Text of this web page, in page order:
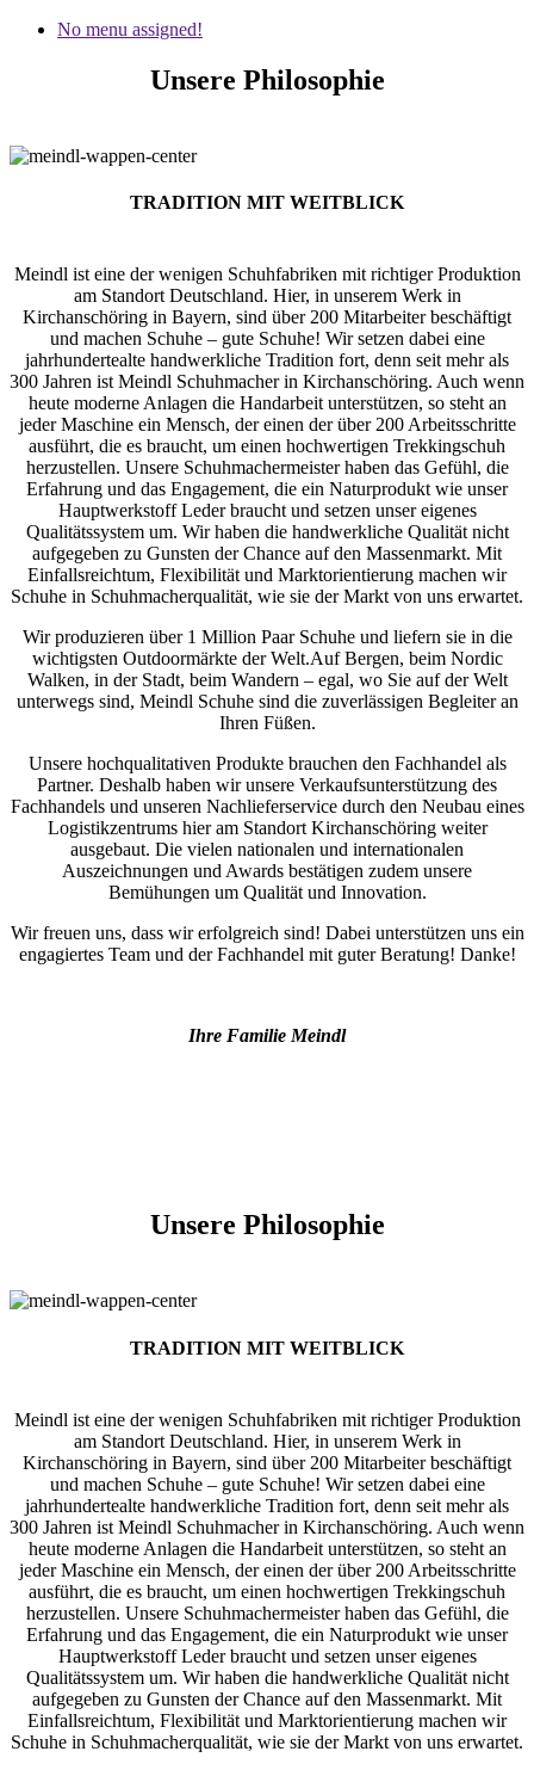
No menu assigned!
Unsere Philosophie
TRADITION MIT WEITBLICK
Meindl ist eine der wenigen Schuhfabriken mit richtiger Produktion
am Standort Deutschland. Hier, in unserem Werk in
Kirchanschöring in Bayern, sind über 200 Mitarbeiter beschäftigt
und machen Schuhe – gute Schuhe! Wir setzen dabei eine
jahrhundertealte handwerkliche Tradition fort, denn seit mehr als
300 Jahren ist Meindl Schuhmacher in Kirchanschöring. Auch wenn
heute moderne Anlagen die Handarbeit unterstützen, so steht an
jeder Maschine ein Mensch, der einen der über 200 Arbeitsschritte
ausführt, die es braucht, um einen hochwertigen Trekkingschuh
herzustellen. Unsere Schuhmachermeister haben das Gefühl, die
Erfahrung und das Engagement, die ein Naturprodukt wie unser
Hauptwerkstoff Leder braucht und setzen unser eigenes
Qualitätssystem um. Wir haben die handwerkliche Qualität nicht
aufgegeben zu Gunsten der Chance auf den Massenmarkt. Mit
Einfallsreichtum, Flexibilität und Marktorientierung machen wir
Schuhe in Schuhmacherqualität, wie sie der Markt von uns erwartet.
Wir produzieren über 1 Million Paar Schuhe und liefern sie in die
wichtigsten Outdoormärkte der Welt.Auf Bergen, beim Nordic
Walken, in der Stadt, beim Wandern – egal, wo Sie auf der Welt
unterwegs sind, Meindl Schuhe sind die zuverlässigen Begleiter an
Ihren Füßen.
Unsere hochqualitativen Produkte brauchen den Fachhandel als
Partner. Deshalb haben wir unsere Verkaufsunterstützung des
Fachhandels und unseren Nachlieferservice durch den Neubau eines
Logistikzentrums hier am Standort Kirchanschöring weiter
ausgebaut. Die vielen nationalen und internationalen
Auszeichnungen und Awards bestätigen zudem unsere
Bemühungen um Qualität und Innovation.
Wir freuen uns, dass wir erfolgreich sind! Dabei unterstützen uns ein
engagiertes Team und der Fachhandel mit guter Beratung! Danke!
Ihre Familie Meindl
Unsere Philosophie
TRADITION MIT WEITBLICK
Meindl ist eine der wenigen Schuhfabriken mit richtiger Produktion
am Standort Deutschland. Hier, in unserem Werk in
Kirchanschöring in Bayern, sind über 200 Mitarbeiter beschäftigt
und machen Schuhe – gute Schuhe! Wir setzen dabei eine
jahrhundertealte handwerkliche Tradition fort, denn seit mehr als
300 Jahren ist Meindl Schuhmacher in Kirchanschöring. Auch wenn
heute moderne Anlagen die Handarbeit unterstützen, so steht an
jeder Maschine ein Mensch, der einen der über 200 Arbeitsschritte
ausführt, die es braucht, um einen hochwertigen Trekkingschuh
herzustellen. Unsere Schuhmachermeister haben das Gefühl, die
Erfahrung und das Engagement, die ein Naturprodukt wie unser
Hauptwerkstoff Leder braucht und setzen unser eigenes
Qualitätssystem um. Wir haben die handwerkliche Qualität nicht
aufgegeben zu Gunsten der Chance auf den Massenmarkt. Mit
Einfallsreichtum, Flexibilität und Marktorientierung machen wir
Schuhe in Schuhmacherqualität, wie sie der Markt von uns erwartet.